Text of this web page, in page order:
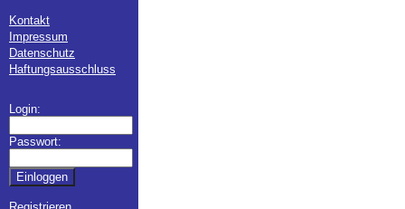
Kontakt
Impressum
Datenschutz
Haftungsausschluss
Login:
Passwort: